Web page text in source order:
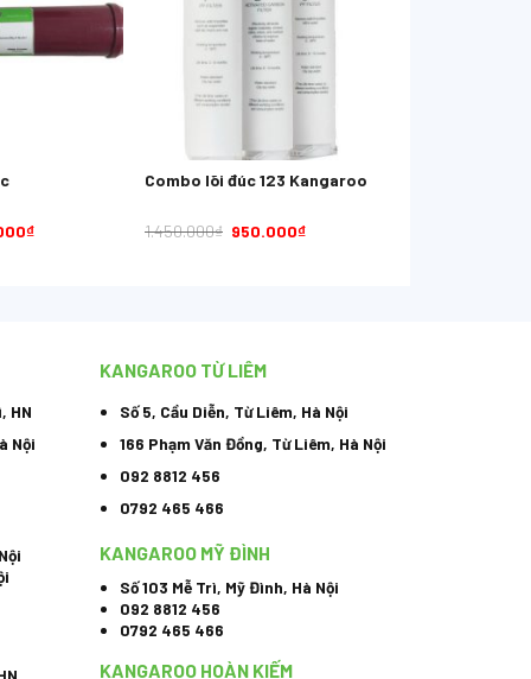
₫
Combo lõi đúc 123 Kangaroo
1.450.000₫ 950.000₫
HN
Nội
KANGAROO TỪ LIÊM
Số 5, Cầu Diễn, Từ Liêm, Hà Nội
166 Phạm Văn Đồng, Từ Liêm, Hà Nội
092 8812 456
0792 465 466
KANGAROO MỸ ĐÌNH
Số 103 Mễ Trì, Mỹ Đình, Hà Nội
092 8812 456
0792 465 466
KANGAROO HOÀN KIẾM